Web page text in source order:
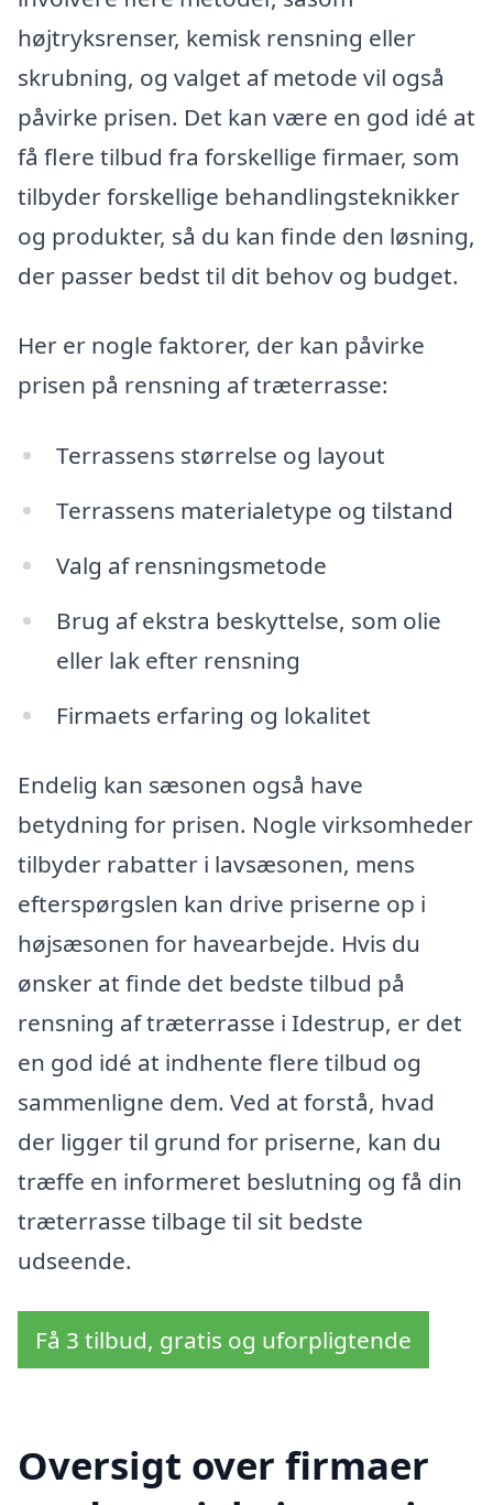
højtryksrenser, kemisk rensning eller
skrubning, og valget af metode vil også
påvirke prisen. Det kan være en god idé at
få flere tilbud fra forskellige firmaer, som
tilbyder forskellige behandlingsteknikker
og produkter, så du kan finde den løsning,
der passer bedst til dit behov og budget.
Her er nogle faktorer, der kan påvirke
prisen på rensning af træterrasse:
Terrassens størrelse og layout
Terrassens materialetype og tilstand
Valg af rensningsmetode
Brug af ekstra beskyttelse, som olie
eller lak efter rensning
Firmaets erfaring og lokalitet
Endelig kan sæsonen også have
betydning for prisen. Nogle virksomheder
tilbyder rabatter i lavsæsonen, mens
efterspørgslen kan drive priserne op i
højsæsonen for havearbejde. Hvis du
ønsker at finde det bedste tilbud på
rensning af træterrasse i Idestrup, er det
en god idé at indhente flere tilbud og
sammenligne dem. Ved at forstå, hvad
der ligger til grund for priserne, kan du
træffe en informeret beslutning og få din
træterrasse tilbage til sit bedste
udseende.
Få 3 tilbud, gratis og uforpligtende
Oversigt over firmaer